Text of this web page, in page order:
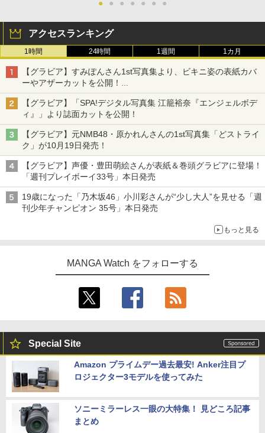
● ● ● ● ● ● ●
アクセスランキング
1時間 24時間 1週間 1カ月
【グラビア】すみぽんさん1st写真集より、ビキニ姿の表紙カバ
ーやアザーカットを公開！
タイトルは「offcourt（オフコート）」に決定
【グラビア】「SPA!デジタル写真集 江籠裕奈『エンジェルボデ
ィ』」より誌面カットを公開！
【グラビア】元NMB48・原かれんさんの1st写真集「どストライ
ク」が10月19日発売！
【グラビア】声優・豊田萌絵さんが表紙＆巻頭グラビアに登場！
「週刊プレイボーイ33号」本日発売
19歳になった「乃木坂46」小川彩さんが“少し大人”を見せる「週
刊少年チャンピオン 35号」本日発売
もっと見る
MANGA Watch をフォローする
Special Site
Amazon プライムデー過去最安! Anker注目プ
ロジェクター3モデルを使ってみた
ソニーミラーレス一眼の大特集！ 見どころ記事
まとめ